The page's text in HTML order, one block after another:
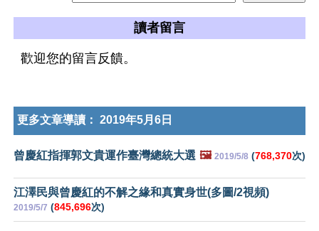
讀者留言
歡迎您的留言反饋。
更多文章導讀： 2019年5月6日
曾慶紅指揮郭文貴運作臺灣總統大選 🖼️ 2019/5/8 (768,370次)
江澤民與曾慶紅的不解之緣和真實身世(多圖/2視頻)
2019/5/7 (845,696次)